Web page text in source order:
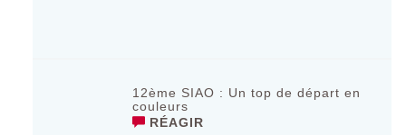
12ème SIAO : Un top de départ en
couleurs
RÉAGIR